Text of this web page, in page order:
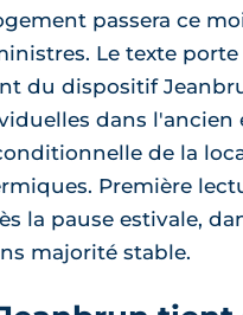
passera ce
Le texte porte
du dispositif
dans l'ancien
de la
Première
la pause estivale,
majorité stable.